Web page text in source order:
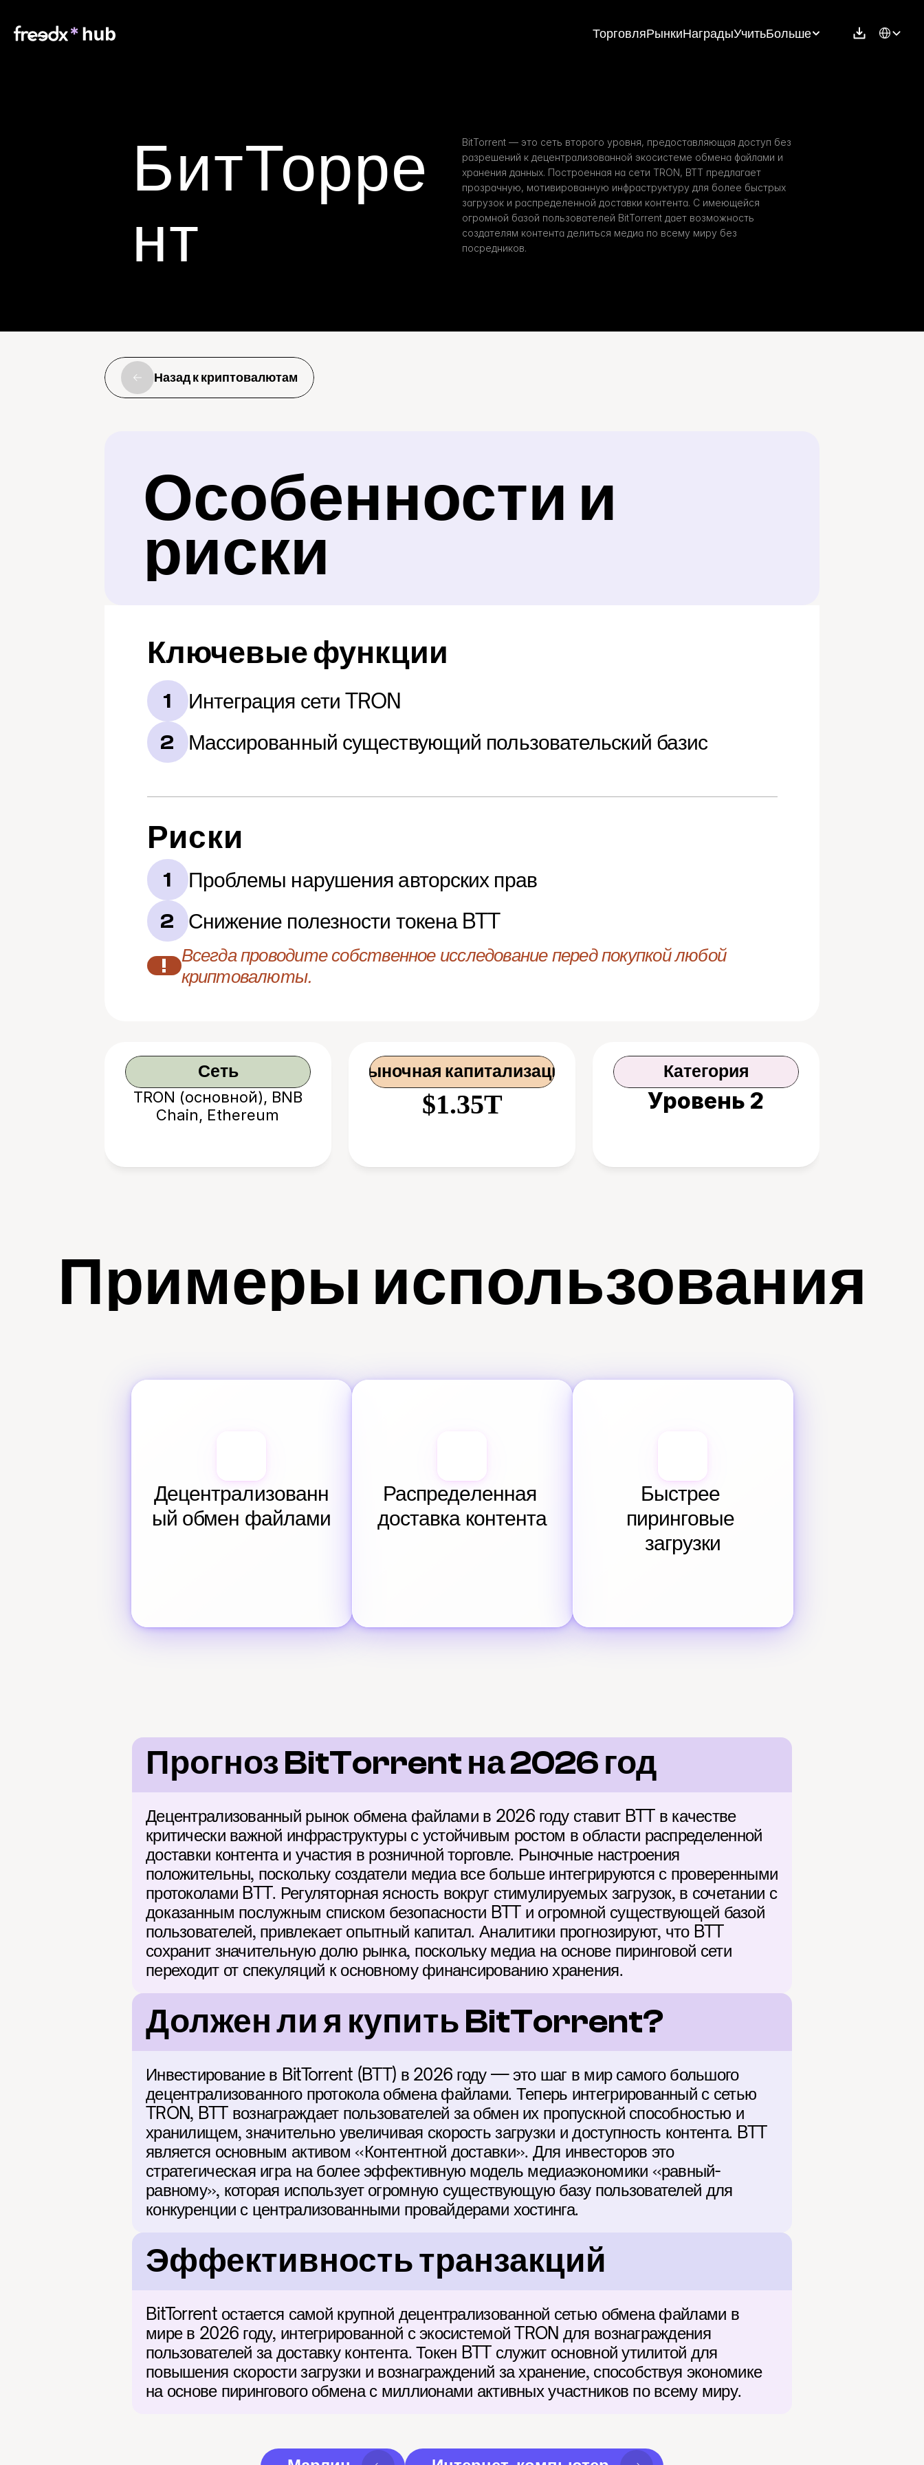
ТорговляРынкиНаградыУчитьБольше Select
БитТорре
нт
BitTorrent — это сеть второго уровня, предоставляющая доступ без
разрешений к децентрализованной экосистеме обмена файлами и
хранения данных. Построенная на сети TRON, BTT предлагает
прозрачную, мотивированную инфраструктуру для более быстрых
загрузок и распределенной доставки контента. С имеющейся
огромной базой пользователей BitTorrent дает возможность
создателям контента делиться медиа по всему миру без
посредников.
Назад к криптовалютам
Особенности и
риски
Ключевые функции
1 Интеграция сети TRON
2 Массированный существующий пользовательский базис
Риски
1 Проблемы нарушения авторских прав
2 Снижение полезности токена BTT
!
Всегда проводите собственное исследование перед покупкой любой
криптовалюты.
Сеть
TRON (основной), BNB
Chain, Ethereum
Рыночная капитализация
$1.35T
Категория
Уровень 2
Примеры использования
Децентрализованн
ый обмен файлами
Распределенная
доставка контента
Быстрее
пиринговые
загрузки
Прогноз BitTorrent на 2026 год
Децентрализованный рынок обмена файлами в 2026 году ставит BTT в качестве
критически важной инфраструктуры с устойчивым ростом в области распределенной
доставки контента и участия в розничной торговле. Рыночные настроения
положительны, поскольку создатели медиа все больше интегрируются с проверенными
протоколами BTT. Регуляторная ясность вокруг стимулируемых загрузок, в сочетании с
доказанным послужным списком безопасности BTT и огромной существующей базой
пользователей, привлекает опытный капитал. Аналитики прогнозируют, что BTT
сохранит значительную долю рынка, поскольку медиа на основе пиринговой сети
переходит от спекуляций к основному финансированию хранения.
Должен ли я купить BitTorrent?
Инвестирование в BitTorrent (BTT) в 2026 году — это шаг в мир самого большого
децентрализованного протокола обмена файлами. Теперь интегрированный с сетью
TRON, BTT вознаграждает пользователей за обмен их пропускной способностью и
хранилищем, значительно увеличивая скорость загрузки и доступность контента. BTT
является основным активом «Контентной доставки». Для инвесторов это
стратегическая игра на более эффективную модель медиаэкономики «равный-
равному», которая использует огромную существующую базу пользователей для
конкуренции с централизованными провайдерами хостинга.
Эффективность транзакций
BitTorrent остается самой крупной децентрализованной сетью обмена файлами в
мире в 2026 году, интегрированной с экосистемой TRON для вознаграждения
пользователей за доставку контента. Токен BTT служит основной утилитой для
повышения скорости загрузки и вознаграждений за хранение, способствуя экономике
на основе пирингового обмена с миллионами активных участников по всему миру.